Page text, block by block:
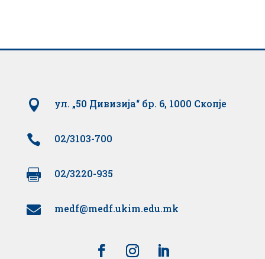
 ул. „50 Дивизија“ бр. 6, 1000 Скопје
 02/3103-700
 02/3220-935
 medf@medf.ukim.edu.mk